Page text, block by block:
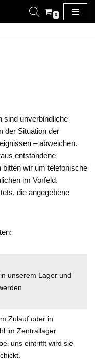
0
sind unverbindliche
der Situation der
– abweichen.
entstandene
bitten wir um telefonische
im Vorfeld.
die angegebene
unserem Lager und
Zulauf oder in
im Zentrallager
uns eintrifft wird sie